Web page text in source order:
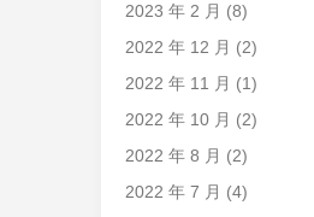
2023 年 2 月 (8)
2022 年 12 月 (2)
2022 年 11 月 (1)
2022 年 10 月 (2)
2022 年 8 月 (2)
2022 年 7 月 (4)